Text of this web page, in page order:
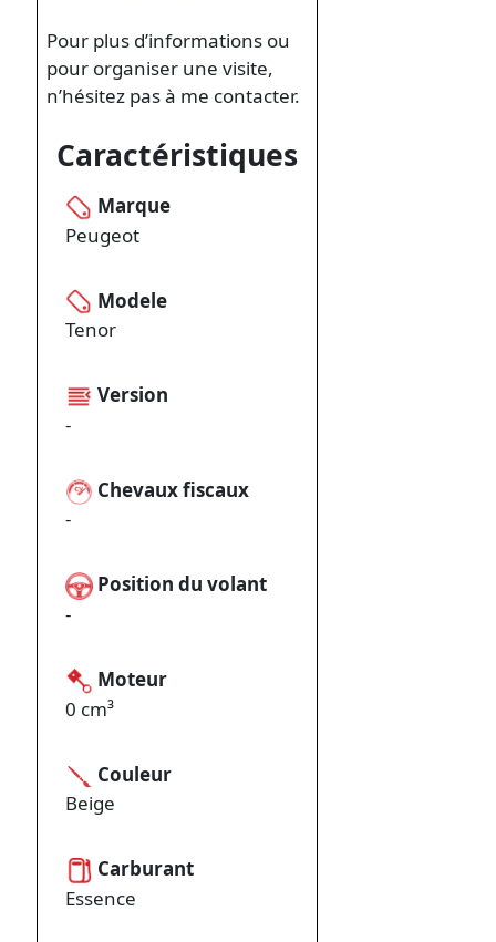
Pour plus d’informations ou
pour organiser une visite,
n’hésitez pas à me contacter.
Caractéristiques
Marque
Peugeot
Modele
Tenor
Version
-
Chevaux fiscaux
-
Position du volant
-
Moteur
0 cm³
Couleur
Beige
Carburant
Essence